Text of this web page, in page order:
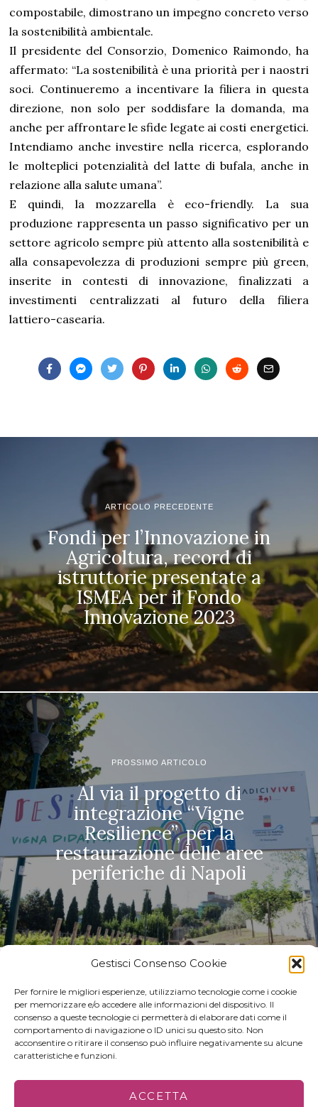
Gestisci Consenso Cookie
Per fornire le migliori esperienze, utilizziamo tecnologie come i cookie
per memorizzare e/o accedere alle informazioni del dispositivo. Il
consenso a queste tecnologie ci permetterà di elaborare dati come il
comportamento di navigazione o ID unici su questo sito. Non
acconsentire o ritirare il consenso può influire negativamente su alcune
caratteristiche e funzioni.
ACCETTA
compostabile, dimostrano un impegno concreto verso
la sostenibilità ambientale.
Il presidente del Consorzio, Domenico Raimondo, ha
affermato: “La sostenibilità è una priorità per i naostri
soci. Continueremo a incentivare la filiera in questa
direzione, non solo per soddisfare la domanda, ma
anche per affrontare le sfide legate ai costi energetici.
Intendiamo anche investire nella ricerca, esplorando
le molteplici potenzialità del latte di bufala, anche in
relazione alla salute umana”.
E quindi, la mozzarella è eco-friendly. La sua
produzione rappresenta un passo significativo per un
settore agricolo sempre più attento alla sostenibilità e
alla consapevolezza di produzioni sempre più green,
inserite in contesti di innovazione, finalizzati a
investimenti centralizzati al futuro della filiera
lattiero-casearia.
ARTICOLO PRECEDENTE
Fondi per l’Innovazione in
Agricoltura, record di
istruttorie presentate a
ISMEA per il Fondo
Innovazione 2023
PROSSIMO ARTICOLO
Al via il progetto di
integrazione “Vigne
Resilience”, per la
restaurazione delle aree
periferiche di Napoli